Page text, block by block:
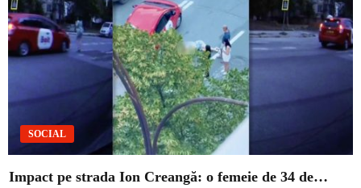
SOCIAL
Impact pe strada Ion Creangă: o femeie de 34 de…